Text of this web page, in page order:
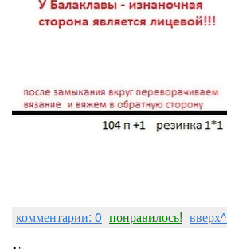
комментарии: 0 понравилось! вверх^